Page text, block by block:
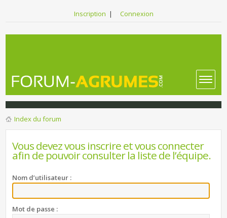
Inscription | Connexion
Index du forum
Vous devez vous inscrire et vous connecter
afin de pouvoir consulter la liste de l’équipe.
Nom d’utilisateur :
Mot de passe :